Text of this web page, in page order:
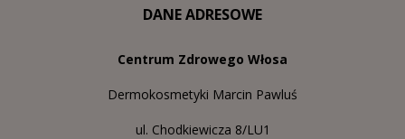
DANE ADRESOWE
Centrum Zdrowego Włosa
Dermokosmetyki Marcin Pawluś
ul. Chodkiewicza 8/LU1